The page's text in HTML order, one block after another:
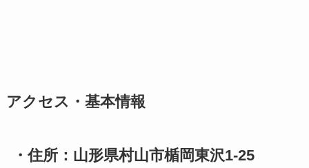
アクセス・基本情報
・住所：山形県村山市楯岡東沢1-25